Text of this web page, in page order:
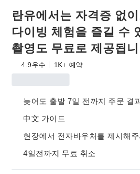
란유에서는 자격증 없
다이빙 체험을 즐길 수
촬영도 무료로 제공됩
4.9우수 1K+ 예약
늦어도 출발 7일 전까지 주문 결
中文 가이드
현장에서 전자바우처를 제시해
4일전까지 무료 취소